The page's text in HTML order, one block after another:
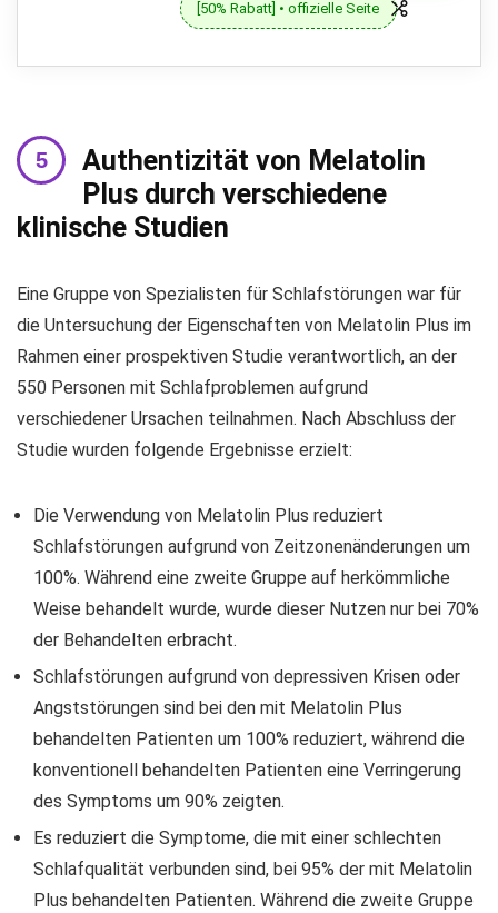
[50% Rabatt] • offizielle Seite
Authentizität von Melatolin
Plus durch verschiedene
klinische Studien
Eine Gruppe von Spezialisten für Schlafstörungen war für
die Untersuchung der Eigenschaften von Melatolin Plus im
Rahmen einer prospektiven Studie verantwortlich, an der
550 Personen mit Schlafproblemen aufgrund
verschiedener Ursachen teilnahmen. Nach Abschluss der
Studie wurden folgende Ergebnisse erzielt:
Die Verwendung von Melatolin Plus reduziert
Schlafstörungen aufgrund von Zeitzonenänderungen um
100%. Während eine zweite Gruppe auf herkömmliche
Weise behandelt wurde, wurde dieser Nutzen nur bei 70%
der Behandelten erbracht.
Schlafstörungen aufgrund von depressiven Krisen oder
Angststörungen sind bei den mit Melatolin Plus
behandelten Patienten um 100% reduziert, während die
konventionell behandelten Patienten eine Verringerung
des Symptoms um 90% zeigten.
Es reduziert die Symptome, die mit einer schlechten
Schlafqualität verbunden sind, bei 95% der mit Melatolin
Plus behandelten Patienten. Während die zweite Gruppe